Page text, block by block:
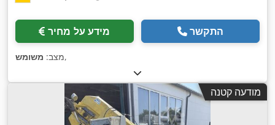
מידע על מחיר התקשר
מצב: משומש ,
מודעה קטנה